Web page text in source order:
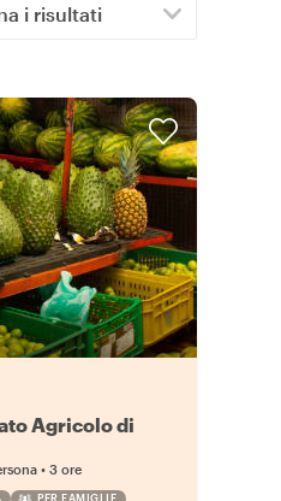
i risultati
Agricolo di
• 3 ore
PER FAMIGLIE